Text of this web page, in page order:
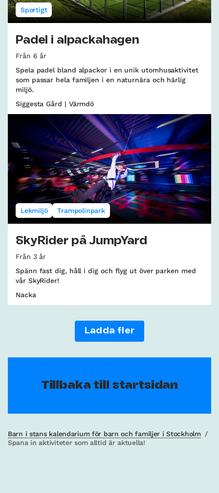
Sportigt
Padel i alpackahagen
Från 6 år
Spela padel bland alpackor i en unik utomhusaktivitet
som passar hela familjen i en naturnära och härlig
miljö.
Siggesta Gård | Värmdö
Lekmiljö Trampolinpark
SkyRider på JumpYard
Från 3 år
Spänn fast dig, håll i dig och flyg ut över parken med
vår SkyRider!
Nacka
Ladda fler
Tillbaka till startsidan
Barn i stans kalendarium för barn och familjer i Stockholm /
Spana in aktiviteter som alltid är aktuella!